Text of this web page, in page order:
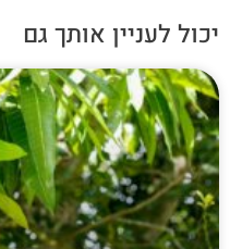
יכול לעניין אותך גם